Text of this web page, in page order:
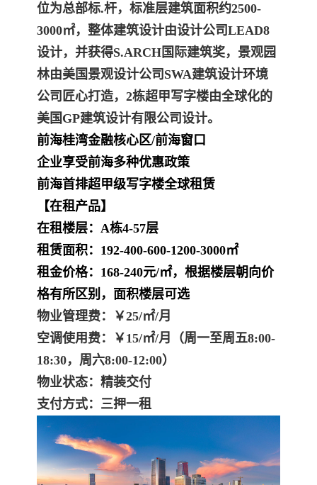
位为总部标.杆，标准层建筑面积约2500-
3000㎡，整体建筑设计由设计公司LEAD8
设计，并获得S.ARCH国际建筑奖，景观园
林由美国景观设计公司SWA建筑设计环境
公司匠心打造，2栋超甲写字楼由全球化的
美国GP建筑设计有限公司设计。
前海桂湾金融核心区/前海窗口
企业享受前海多种优惠政策
前海首排超甲级写字楼全球租赁
【在租产品】
在租楼层：A栋4-57层
租赁面积：192-400-600-1200-3000㎡
租金价格：168-240元/㎡，根据楼层朝向价
格有所区别，面积楼层可选
物业管理费：￥25/㎡/月
空调使用费：￥15/㎡/月
（周一至周五8:00-
18:30，周六8:00-12:00）
物业状态：精装交付
支付方式：三押一租